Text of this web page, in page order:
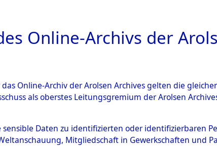
ARCHIVALE ÜBERSICHT
→Kreis Grafschaft
Online-Archivs der
Online-Archiv der Arolsen Archives gelten die
als oberstes Leitungsgremium der Arolsen
sensible Daten zu identifizierten oder identifizierbaren
Mitgliedschaft in Gewerkschaften und